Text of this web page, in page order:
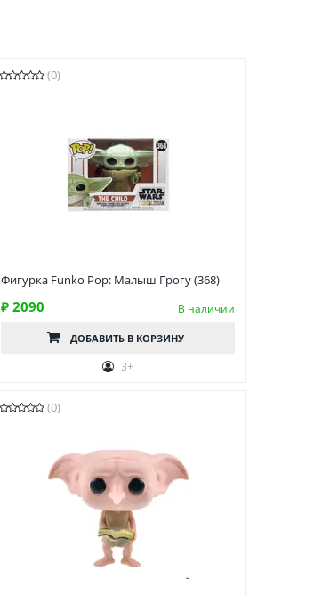
(0)
Фигурка Funko Pop: Малыш Грогу (368)
₽ 2090 В наличии
ДОБАВИТЬ В КОРЗИНУ
3+
(0)